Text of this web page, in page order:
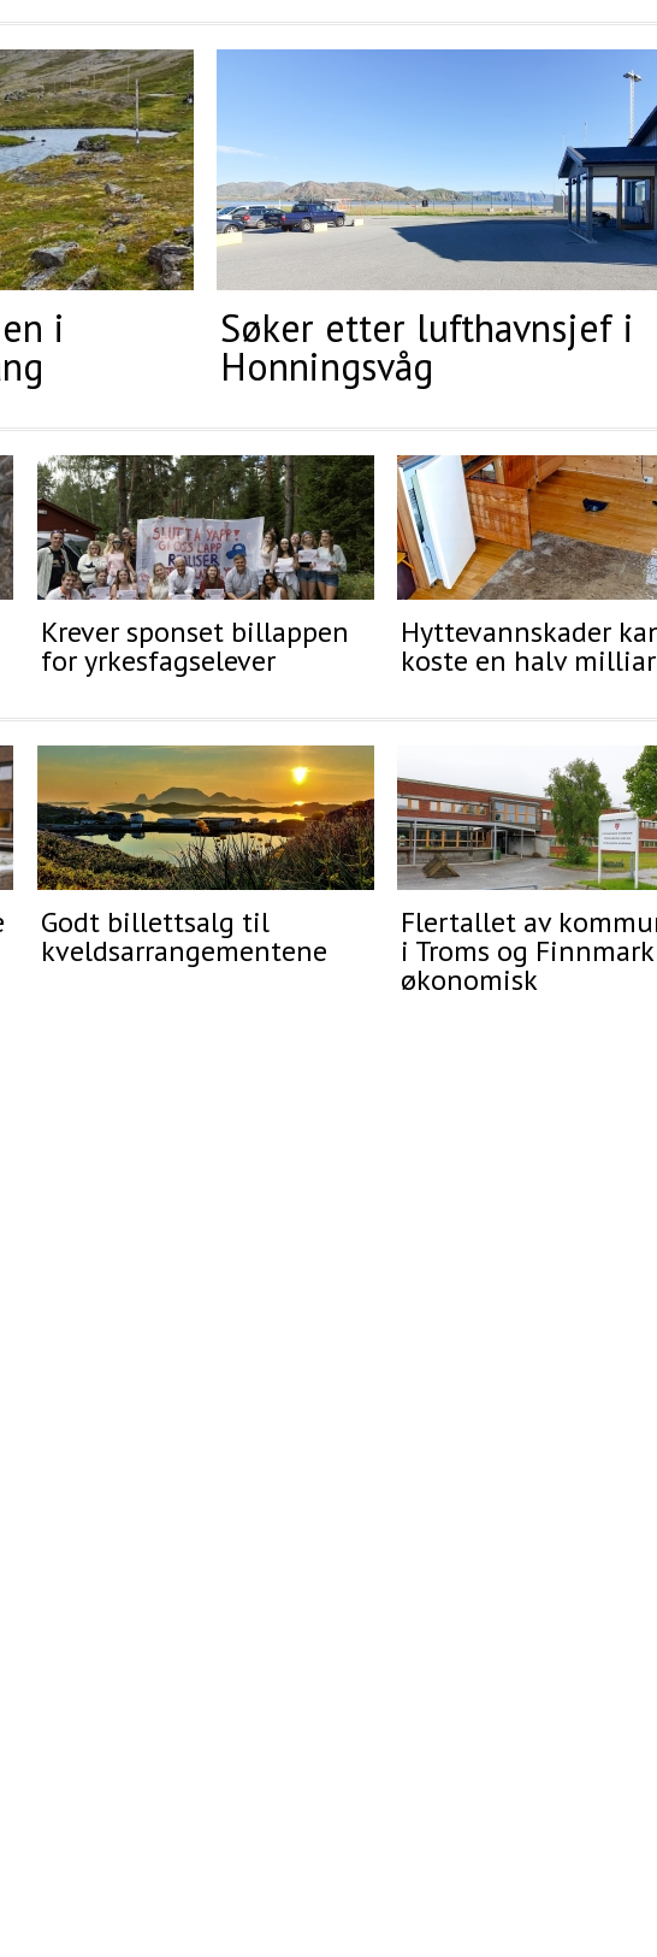
i Søker etter lufthavnsjef i
Honningsvåg
Krever sponset billappen
for yrkesfagselever
Hyttevannskader
koste en halv
Godt billettsalg til
kveldsarrangementene
Flertallet av
i Troms og
økonomisk